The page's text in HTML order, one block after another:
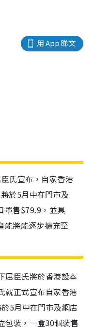
用 App 睇文
氏宣布，自家香港
於5月中在門市及
罩售$79.9，並具
能將能逐步擴充至
屈臣氏將於香港設本
就正式宣布自家香港
5月中在門市及網店
包裝，一盒30個裝售